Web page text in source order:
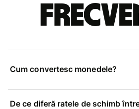
Cum convertesc monedele?
De ce diferă ratele de schimb